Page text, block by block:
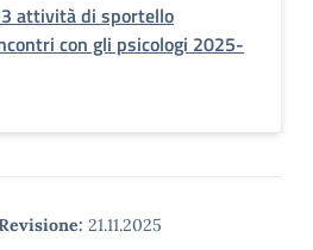
attività di sportello
con gli psicologi 2025-
21.11.2025